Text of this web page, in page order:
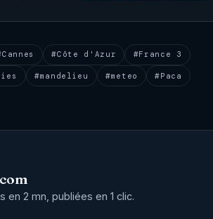
#Côte d'Azur #France 3
#mandelieu #meteo #Paca
en 2 mn, publiées en 1 clic.